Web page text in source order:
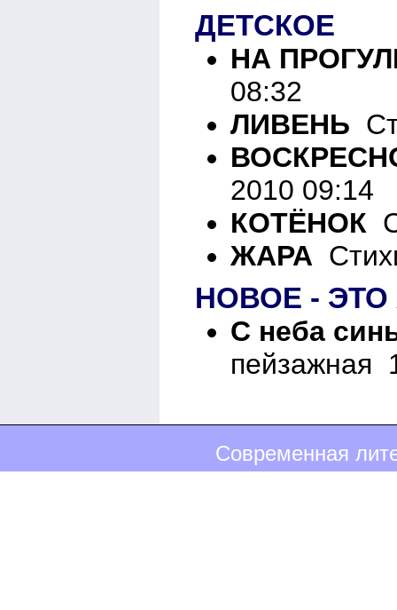
ДЕТСКОЕ
НА
08:32
ЛИВЕНЬ
2010 09:14
КОТЁНОК
ЖАРА
НОВОЕ -
С неба
пейзажная
Современная